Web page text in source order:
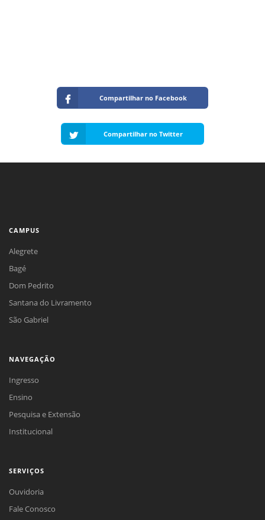
Compartilhar no Facebook
Compartilhar no Twitter
CAMPUS
Alegrete
Bagé
Dom Pedrito
Santana do Livramento
São Gabriel
NAVEGAÇÃO
Ingresso
Ensino
Pesquisa e Extensão
Institucional
SERVIÇOS
Ouvidoria
Fale Conosco